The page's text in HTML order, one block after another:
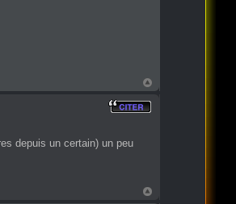
depuis un certain) un peu